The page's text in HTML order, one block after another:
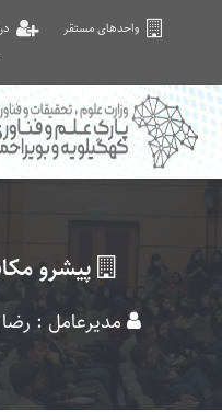
واحدهای مستقر
پیشرو
مدیرعامل :